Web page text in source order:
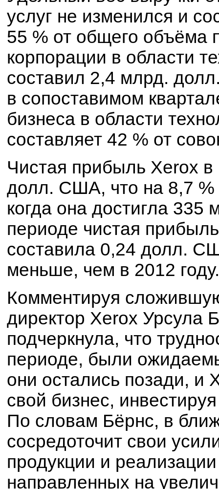
услуг не изменился и
55 % от общего объёма
корпорации в области
составил 2,4 млрд.
в сопоставимом
бизнеса в области
составляет 42 % от
Чистая прибыль Xerox
долл. США, что на 8,7 %
когда она достигла
периоде чистая
составила 0,24 долл.
меньше, чем в 2012 году.
Комментируя
директор Xerox Урсула
подчеркнула, что
периоде, были
они остались позади, и
свой бизнес,
По словам Бёрнс, в
сосредоточит свои
продукции и
направленных на